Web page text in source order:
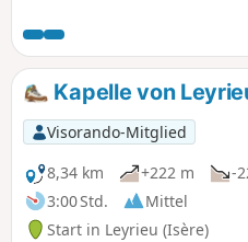
führt, wo 1944 ein
ein weiteres Flugzeug
kleine Kapelle, Gedenktafeln
erinnern an diese Ereignisse.
gesamten Strecke bieten sich
Ausblicke auf die Rhône-
Alpenkette in der Ferne.
Kapelle von
Visorando-Mitglied
8,34 km
+222 m
-
3:00 Std.
Mittel
Start in Leyrieu (Isère)